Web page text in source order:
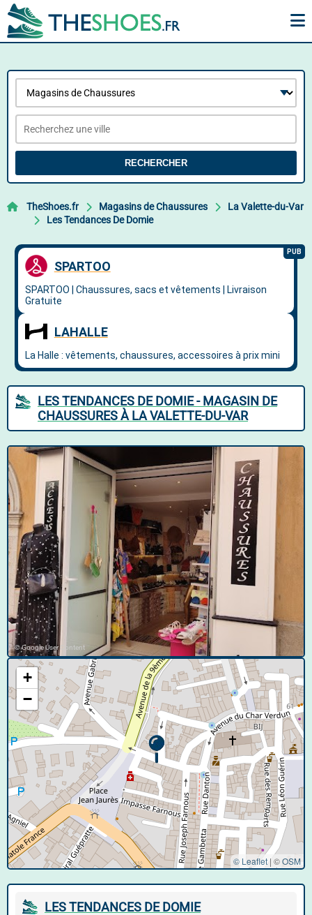
RECHERCHER
TheShoes.fr Magasins de Chaussures
La Valette-du-Var
Les Tendances De Domie
LES TENDANCES DE DOMIE - MAGASIN DE
CHAUSSURES À LA VALETTE-DU-VAR
© Google User Content
+
−
© Leaflet | ©OSM
LES TENDANCES DE DOMIE